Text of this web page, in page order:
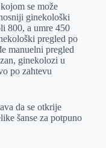
se može
ginekološki
800, a umre 450
pregled po
manuelni pregled
ginekolozi u
po zahtevu
da se otkrije
šanse za potpuno